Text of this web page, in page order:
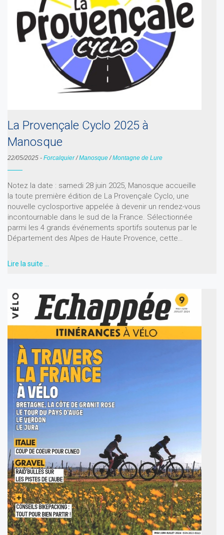
La Provençale Cyclo 2025 à
Manosque
22/05/2025 - Forcalquier/Manosque/Montagne de Lure
Notez la date : samedi 28 juin 2025, Manosque accueille
la toute première édition de La Provençale Cyclo, une
nouvelle cyclosportive appelée à devenir un rendez-vous
incontournable dans le sud de la France. Sélectionnée
parmi les 4 grands événements sportifs soutenus par le
Département des Alpes de Haute Provence, cette…
Lire la suite …